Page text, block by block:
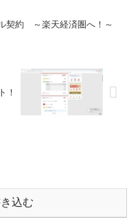
契約 ～楽天経済圏へ！～
！
込む